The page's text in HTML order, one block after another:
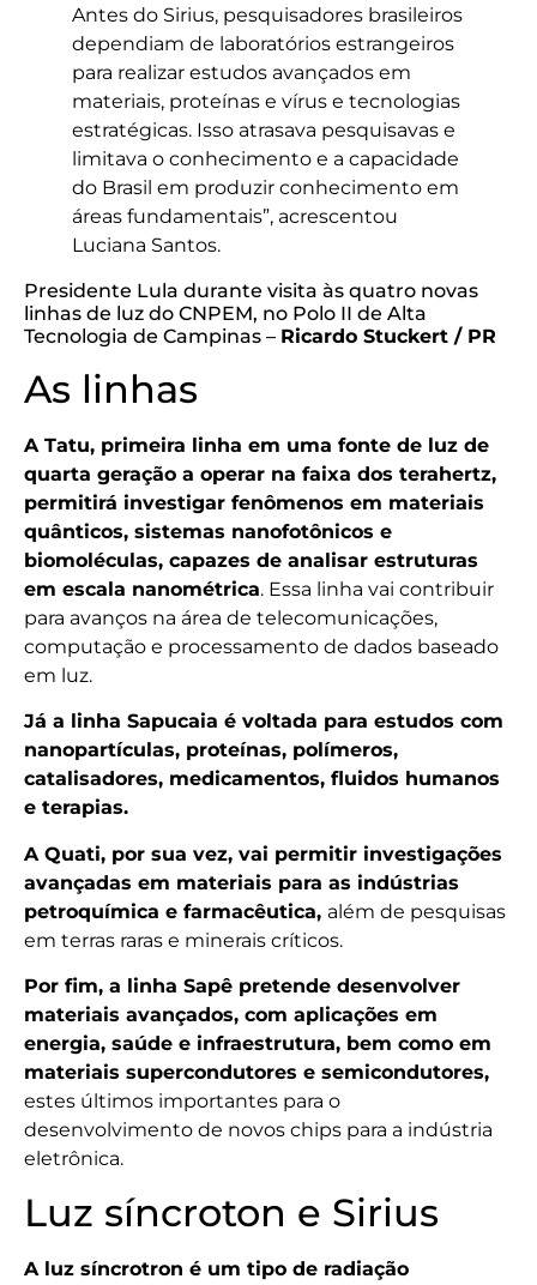
Antes do Sirius, pesquisadores brasileiros
dependiam de laboratórios estrangeiros
para realizar estudos avançados em
materiais, proteínas e vírus e tecnologias
estratégicas. Isso atrasava pesquisavas e
limitava o conhecimento e a capacidade
do Brasil em produzir conhecimento em
áreas fundamentais”, acrescentou
Luciana Santos.
Presidente Lula durante visita às quatro novas
linhas de luz do CNPEM, no Polo II de Alta
Tecnologia de Campinas – Ricardo Stuckert / PR
As linhas
A Tatu, primeira linha em uma fonte de luz de
quarta geração a operar na faixa dos terahertz,
permitirá investigar fenômenos em materiais
quânticos, sistemas nanofotônicos e
biomoléculas, capazes de analisar estruturas
em escala nanométrica. Essa linha vai contribuir
para avanços na área de telecomunicações,
computação e processamento de dados baseado
em luz.
Já a linha Sapucaia é voltada para estudos com
nanopartículas, proteínas, polímeros,
catalisadores, medicamentos, fluidos humanos
e terapias.
A Quati, por sua vez, vai permitir investigações
avançadas em materiais para as indústrias
petroquímica e farmacêutica, além de pesquisas
em terras raras e minerais críticos.
Por fim, a linha Sapê pretende desenvolver
materiais avançados, com aplicações em
energia, saúde e infraestrutura, bem como em
materiais supercondutores e semicondutores,
estes últimos importantes para o
desenvolvimento de novos chips para a indústria
eletrônica.
Luz síncroton e Sirius
A luz síncrotron é um tipo de radiação